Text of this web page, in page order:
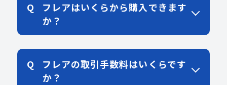
フレアはいくらから購入できます
か？
フレアの取引手数料はいくらです
か？